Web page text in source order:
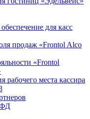
для касс
продаж «Frontol Alco
«Frontol
рабочего места кассира